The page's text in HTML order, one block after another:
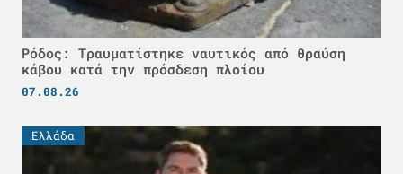
Ρόδος: Τραυματίστηκε ναυτικός από θραύση
κάβου κατά την πρόσδεση πλοίου
07.08.26
Ελλάδα